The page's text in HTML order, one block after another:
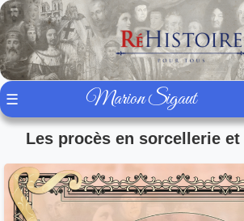
☰ Marion Sigaut
Les procès en sorcellerie